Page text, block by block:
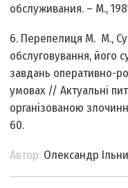
обслуживания. – М.,
6. Перепелиця М. М.,
обслуговування, його
завдань оперативно-
умовах // Актуальні
організованою
60.
Автор: Олександр